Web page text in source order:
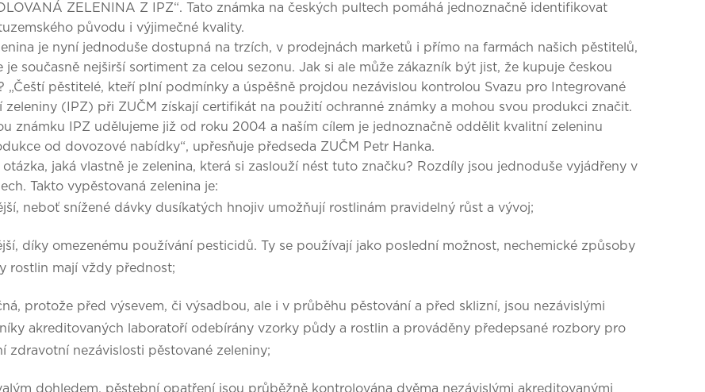
ZELENINA Z IPZ“. Tato známka na českých pultech pomáhá jednoznačně identifikovat
původu i výjimečné kvality.
je nyní jednoduše dostupná na trzích, v prodejnách marketů i přímo na farmách našich pěstitelů,
je současně nejširší sortiment za celou sezonu. Jak si ale může zákazník být jist, že kupuje českou
„Čeští pěstitelé, kteří plní podmínky a úspěšně projdou nezávislou kontrolou Svazu pro Integrované
zeleniny (IPZ) při ZUČM získají certifikát na použití ochranné známky a mohou svou produkci značit.
známku IPZ udělujeme již od roku 2004 a naším cílem je jednoznačně oddělit kvalitní zeleninu
od dovozové nabídky“, upřesňuje předseda ZUČM Petr Hanka.
otázka, jaká vlastně je zelenina, která si zaslouží nést tuto značku? Rozdíly jsou jednoduše vyjádřeny v
Takto vypěstovaná zelenina je:
neboť snížené dávky dusíkatých hnojiv umožňují rostlinám pravidelný růst a vývoj;
díky omezenému používání pesticidů. Ty se používají jako poslední možnost, nechemické způsoby
rostlin mají vždy přednost;
protože před výsevem, či výsadbou, ale i v průběhu pěstování a před sklizní, jsou nezávislými
akreditovaných laboratoří odebírány vzorky půdy a rostlin a prováděny předepsané rozbory pro
zdravotní nezávislosti pěstované zeleniny;
dohledem, pěstební opatření jsou průběžně kontrolována dvěma nezávislými akreditovanými